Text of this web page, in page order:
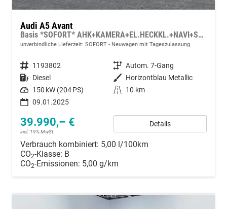
Audi A5 Avant
Basis *SOFORT* AHK+KAMERA+EL.HECKKL.+NAVI+SHZ+17 LM
unverbindliche Lieferzeit: SOFORT Neuwagen mit Tageszulassung
Fahrzeugnummer 1193802 Getriebe Autom. 7-Gang
Kraftstoff Diesel Außenfarbe Horizontblau Metallic
Leistung 150 kW (204 PS) Kilometerstand
10 km
09.01.2025
39.990,– €
incl. 19% MwSt.
Details
Verbrauch kombiniert: 5,00 l/100km
CO2-Klasse: B
CO2-Emissionen: 5,00 g/km